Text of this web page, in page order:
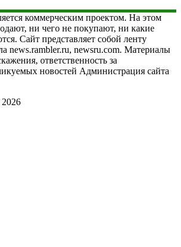
коммерческим проектом. На этом
ни чего не покупают, ни какие
Сайт представляет собой ленту
news.rambler.ru, newsru.com. Материалы
ответственность за
новостей Администрация сайта